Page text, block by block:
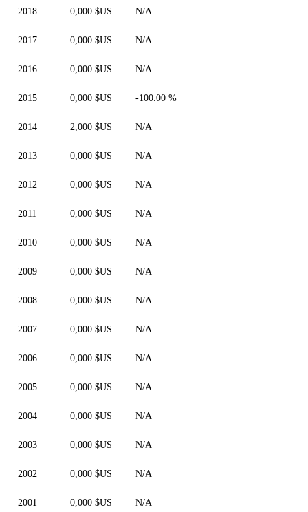
2018 0,000 $US N/A
2017 0,000 $US N/A
2016 0,000 $US N/A
2015 0,000 $US -100.00 %
2014 2,000 $US N/A
2013 0,000 $US N/A
2012 0,000 $US N/A
2011 0,000 $US N/A
2010 0,000 $US N/A
2009 0,000 $US N/A
2008 0,000 $US N/A
2007 0,000 $US N/A
2006 0,000 $US N/A
2005 0,000 $US N/A
2004 0,000 $US N/A
2003 0,000 $US N/A
2002 0,000 $US N/A
2001 0,000 $US N/A